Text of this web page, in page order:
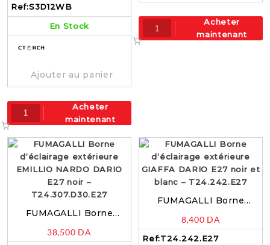
Ref:S3D12WB
En Stock
Ajouter au panier
Acheter
maintenant
Acheter
maintenant
FUMAGALLI Borne
EMILLIO NARDO DARIO
38,500 DA
FUMAGALLI Borne
GIAFFA DARIO E27 noir
et blanc – T24.242.E27
8,400 DA
Ref:T24.242.E27